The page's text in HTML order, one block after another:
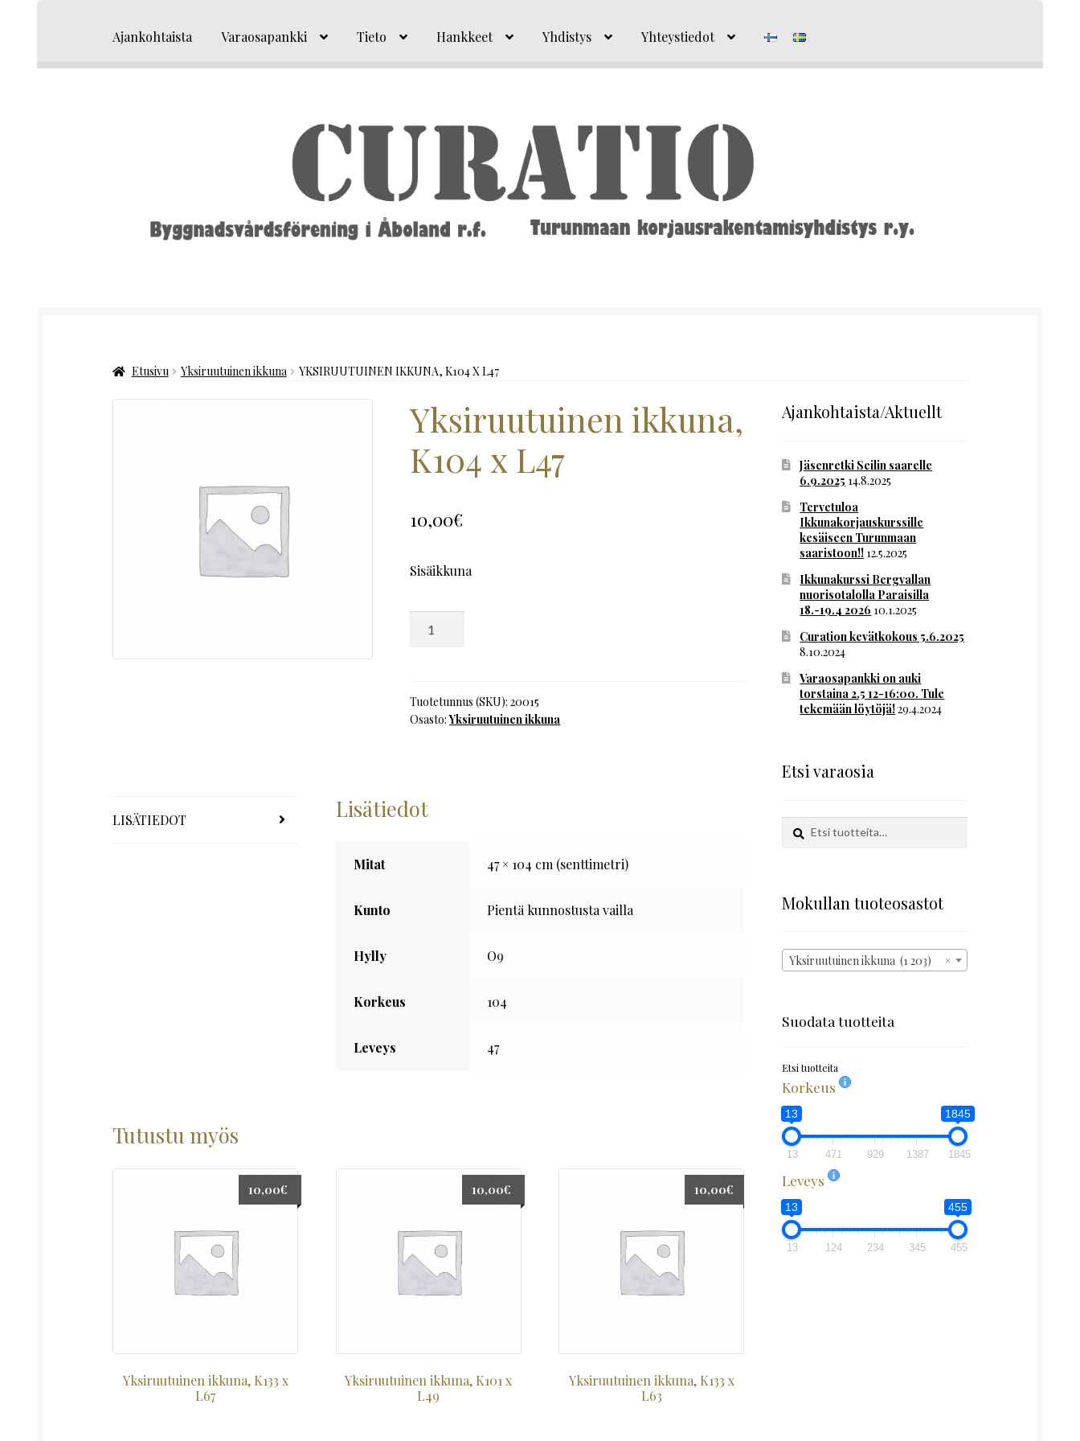
navigointiin
sisältöön
Ajankohtaista Varaosapankki Tieto Hankkeet Yhdistys Yhteystiedot
Etusivu Yksiruutuinen ikkuna YKSIRUUTUINEN IKKUNA, K104 X L47
Yksiruutuinen ikkuna,
K104 x L47
10,00€
Sisäikkuna
L47
määrä
Tuotetunnus (SKU):20015
Osasto:Yksiruutuinen ikkuna
LISÄTIEDOT Lisätiedot
Mitat 47 × 104 cm (senttimetri)
Kunto Pientä kunnostusta vailla
Hylly O9
Korkeus 104
Leveys 47
Tutustu myös
Yksiruutuinen ikkuna, K133 x
L67
10,00€
Yksiruutuinen ikkuna, K101 x
L49
10,00€
Yksiruutuinen ikkuna, K133 x
L63
10,00€
Ajankohtaista/Aktuellt
Jäsenretki Seilin saarelle
6.9.2025 14.8.2025
Tervetuloa
Ikkunakorjauskurssille
kesäiseen Turunmaan
saaristoon!! 12.5.2025
Ikkunakurssi Bergvallan
nuorisotalolla Paraisilla
18.-19.4 2026 10.1.2025
Curation kevätkokous 5.6.2025
8.10.2024
Varaosapankki on auki
torstaina 2.5 12-16:00. Tule
tekemään löytöjä!29.4.2024
Etsi varaosia
Etsi:
Haku
Mokullan tuoteosastot
×
Yksiruutuinen ikkuna (1 203)
Suodata tuotteita
Etsi tuotteita
Korkeus
13 1845
13 471 929 1387 1845
Leveys
13 455
13 124 234 345 455